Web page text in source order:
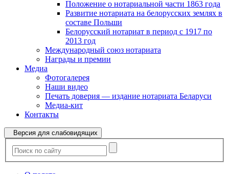
Положение о нотариальной части 1863 года
Развитие нотариата на белорусских землях в
составе Польши
Белорусский нотариат в период с 1917 по
2013 год
Международный союз нотариата
Награды и премии
Медиа
Фотогалерея
Наши видео
Печать доверия — издание нотариата Беларуси
Медиа-кит
Контакты
Версия для слабовидящих